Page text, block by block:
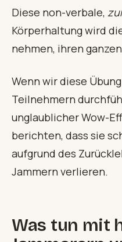
Diese non-verbale,
Körperhaltung wird
nehmen, ihren
Wenn wir diese
Teilnehmern
unglaublicher Wow-
berichten, dass sie
aufgrund des
Jammern verlieren.
Was tun mit